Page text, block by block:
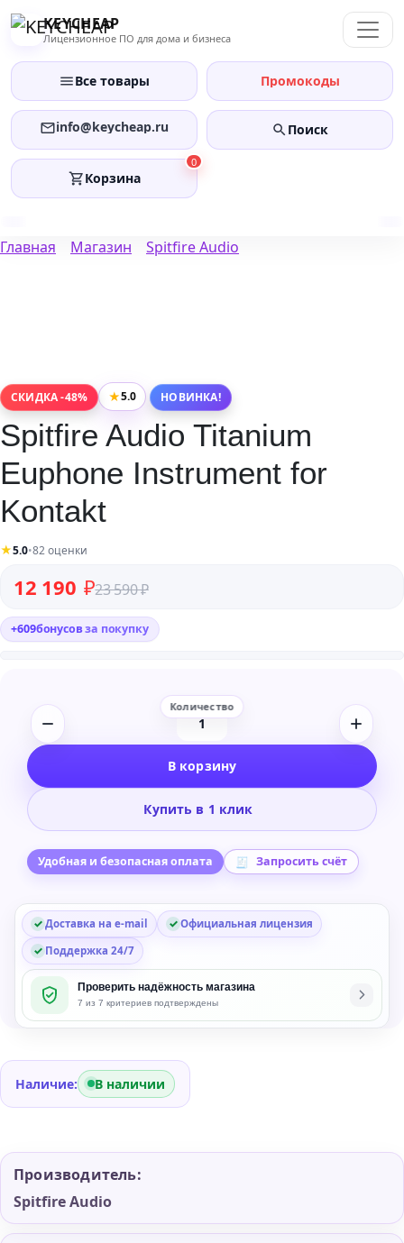
Перейти
KEYCHEAP
Лицензионное ПО для дома и бизнеса
Все товары Промокоды
info@keycheap.ru Поиск
0
Корзина
Главная Магазин Spitfire Audio
СКИДКА -48% ★5.0 НОВИНКА!
Spitfire Audio Titanium
Euphone Instrument for
Kontakt
★5.0•82 оценки
23 590₽
Первоначальная цена составляла 23 590 ₽.
12 190 ₽
Текущая цена: 12 190 ₽.
+609бонусовза покупку
Количество
Spitfire
Titanium
Instrument
Kontakt
В корзину
Купить в 1 клик
Удобная и безопасная оплата Запросить счёт
Доставка на e-mail
Официальная лицензия
Поддержка 24/7
Проверить надёжность магазина
7 из 7 критериев подтверждены
Наличие: В наличии
Производитель:
Spitfire Audio